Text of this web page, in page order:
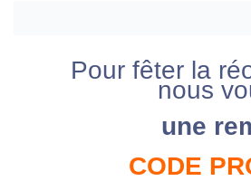
Pour fêter la
nous
une
CODE